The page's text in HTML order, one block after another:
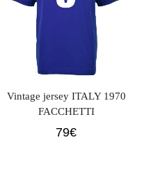
Vintage jersey ITALY 1970
FACCHETTI
79€